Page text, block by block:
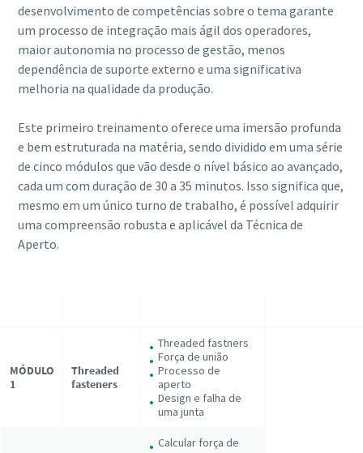
desenvolvimento de competências sobre o tema garante
um processo de integração mais ágil dos operadores,
maior autonomia no processo de gestão, menos
dependência de suporte externo e uma significativa
melhoria na qualidade da produção.
Este primeiro treinamento oferece uma imersão profunda
e bem estruturada na matéria, sendo dividido em uma série
de cinco módulos que vão desde o nível básico ao avançado,
cada um com duração de 30 a 35 minutos. Isso significa que,
mesmo em um único turno de trabalho, é possível adquirir
uma compreensão robusta e aplicável da Técnica de
Aperto.
MÓDULO
1
Threaded
fasteners
Threaded fastners
Força de união
Processo de
aperto
Design e falha de
uma junta
Calcular força de